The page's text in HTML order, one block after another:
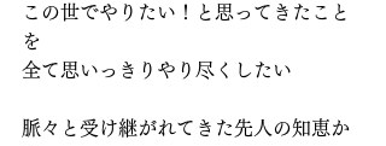
この世でやりたい！と思ってきたこと
を
全て思いっきりやり尽くしたい
脈々と受け継がれてきた先人の知恵か